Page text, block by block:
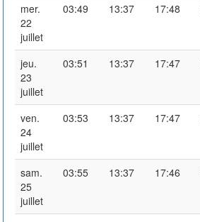
mer.
22
juillet
03:49 13:37 17:48
jeu.
23
juillet
03:51 13:37 17:47
ven.
24
juillet
03:53 13:37 17:47
sam.
25
juillet
03:55 13:37 17:46